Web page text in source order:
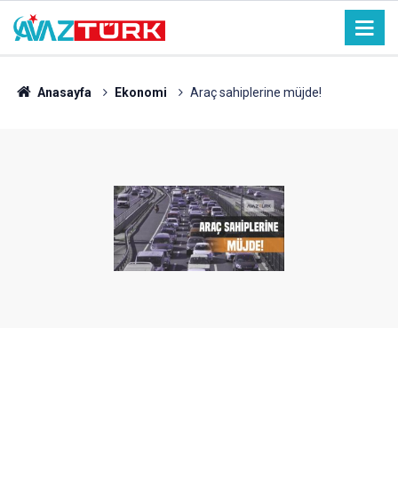
Anasayfa Ekonomi Araç sahiplerine müjde!